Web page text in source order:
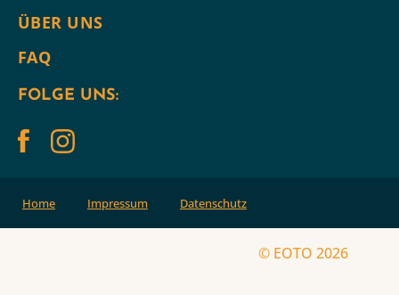
ÜBER UNS
FAQ
FOLGE UNS:
Home Impressum Datenschutz
© EOTO 2026